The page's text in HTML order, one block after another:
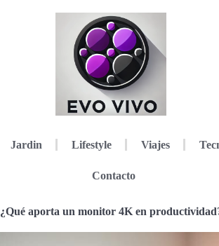
Jardin Lifestyle Viajes
Contacto
¿Qué aporta un monitor 4K en